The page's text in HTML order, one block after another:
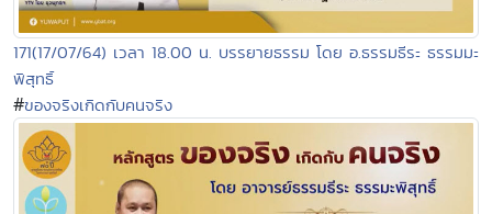
171(17/07/64) เวลา 18.00 น. บรรยายธรรม โดย อ.ธรรมธีระ ธรรมมะ
พิสุทธิ์
#ของจริงเกิดกับคนจริง